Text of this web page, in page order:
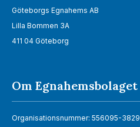
Göteborgs Egnahems AB
Lilla Bommen 3A
411 04 Göteborg
Om Egnahemsbolaget
Organisationsnummer: 556095-3829